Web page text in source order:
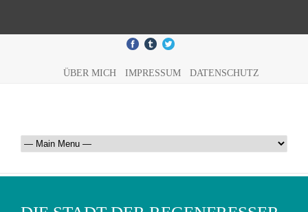
ÜBER MICH IMPRESSUM DATENSCHUTZ